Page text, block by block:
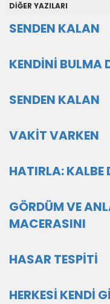
DİĞER YAZILARI
SENDEN KALAN
KENDİNİ BULMA
SENDEN KALAN
VAKİT VARKEN
HATIRLA:
GÖRDÜM VE
MACERASINI
HASAR TESPİTİ
HERKESİ KENDİ